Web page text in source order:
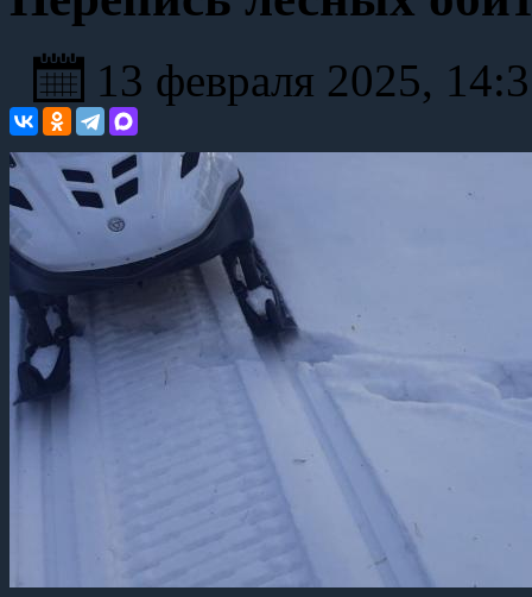
13 февраля 2025,